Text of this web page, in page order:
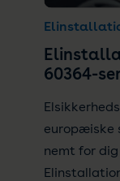
60364-
europæiske
nemt for